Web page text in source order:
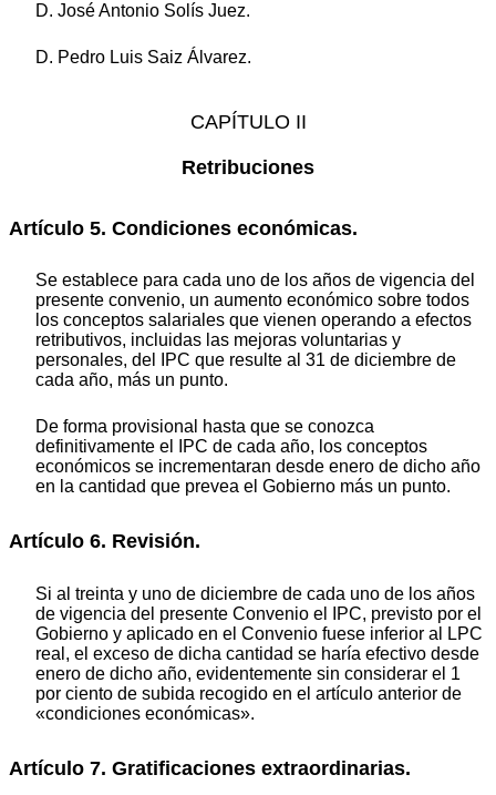
D. José Antonio Solís Juez.
D. Pedro Luis Saiz Álvarez.
CAPÍTULO II
Retribuciones
Artículo 5. Condiciones económicas.
Se establece para cada uno de los años de vigencia del
presente convenio, un aumento económico sobre todos
los conceptos salariales que vienen operando a efectos
retributivos, incluidas las mejoras voluntarias y
personales, del IPC que resulte al 31 de diciembre de
cada año, más un punto.
De forma provisional hasta que se conozca
definitivamente el IPC de cada año, los conceptos
económicos se incrementaran desde enero de dicho año
en la cantidad que prevea el Gobierno más un punto.
Artículo 6. Revisión.
Si al treinta y uno de diciembre de cada uno de los años
de vigencia del presente Convenio el IPC, previsto por el
Gobierno y aplicado en el Convenio fuese inferior al LPC
real, el exceso de dicha cantidad se haría efectivo desde
enero de dicho año, evidentemente sin considerar el 1
por ciento de subida recogido en el artículo anterior de
«condiciones económicas».
Artículo 7. Gratificaciones extraordinarias.